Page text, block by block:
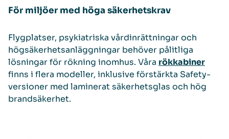
För miljöer med höga säkerhetskrav
Flygplatser, psykiatriska vårdinrättningar och
högsäkerhetsanläggningar behöver pålitliga
lösningar för rökning inomhus. Våra rökkabiner
finns i flera modeller, inklusive förstärkta Safety-
versioner med laminerat säkerhetsglas och hög
brandsäkerhet.